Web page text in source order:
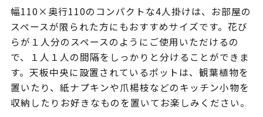
幅110×奥行110のコンパクトな4人掛けは、お部屋の
スペースが限られた方にもおすすめサイズです。花び
らが１人分のスペースのようにご使用いただけるの
で、１人１人の間隔をしっかりと分けることができま
す。天板中央に設置されているポットは、観葉植物を
置いたり、紙ナプキンや爪楊枝などのキッチン小物を
収納したりお好きなものを置いてお楽しみください。